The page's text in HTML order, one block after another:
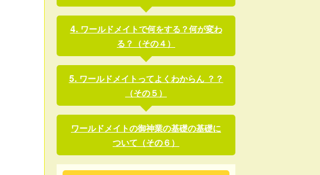
ワールドメイトで何をする？何が変わ
る？（その４）
ワールドメイトってよくわからん ？？
（その５）
ワールドメイトの御神業の基礎の基礎に
ついて（その６）